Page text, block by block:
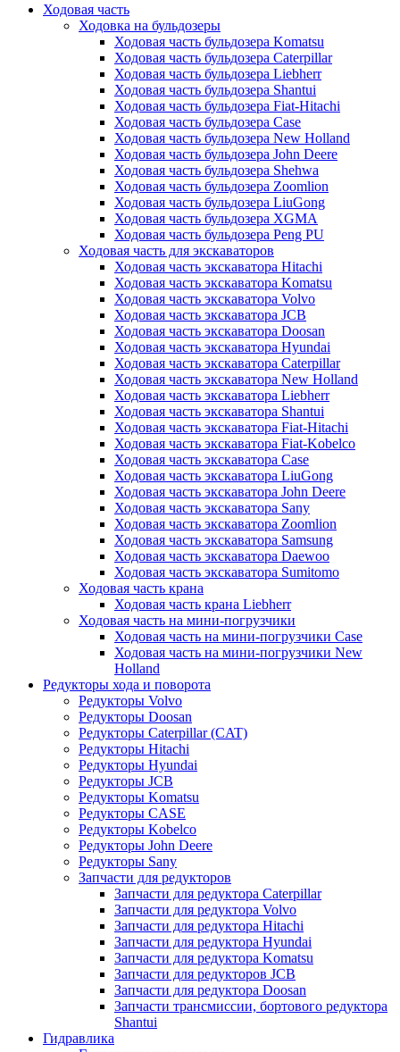
Ходовая часть
Ходовка на бульдозеры
Ходовая часть бульдозера Komatsu
Ходовая часть бульдозера Caterpillar
Ходовая часть бульдозера Liebherr
Ходовая часть бульдозера Shantui
Ходовая часть бульдозера Fiat-Hitachi
Ходовая часть бульдозера Case
Ходовая часть бульдозера New Holland
Ходовая часть бульдозера John Deere
Ходовая часть бульдозера Shehwa
Ходовая часть бульдозера Zoomlion
Ходовая часть бульдозера LiuGong
Ходовая часть бульдозера XGMA
Ходовая часть бульдозера Peng PU
Ходовая часть для экскаваторов
Ходовая часть экскаватора Hitachi
Ходовая часть экскаватора Komatsu
Ходовая часть экскаватора Volvo
Ходовая часть экскаватора JCB
Ходовая часть экскаватора Doosan
Ходовая часть экскаватора Hyundai
Ходовая часть экскаватора Caterpillar
Ходовая часть экскаватора New Holland
Ходовая часть экскаватора Liebherr
Ходовая часть экскаватора Shantui
Ходовая часть экскаватора Fiat-Hitachi
Ходовая часть экскаватора Fiat-Kobelco
Ходовая часть экскаватора Case
Ходовая часть экскаватора LiuGong
Ходовая часть экскаватора John Deere
Ходовая часть экскаватора Sany
Ходовая часть экскаватора Zoomlion
Ходовая часть экскаватора Samsung
Ходовая часть экскаватора Daewoo
Ходовая часть экскаватора Sumitomo
Ходовая часть крана
Ходовая часть крана Liebherr
Ходовая часть на мини-погрузчики
Ходовая часть на мини-погрузчики Case
Ходовая часть на мини-погрузчики New
Holland
Редукторы хода и поворота
Редукторы Volvo
Редукторы Doosan
Редукторы Caterpillar (CAT)
Редукторы Hitachi
Редукторы Hyundai
Редукторы JCB
Редукторы Komatsu
Редукторы CASE
Редукторы Kobelco
Редукторы John Deere
Редукторы Sany
Запчасти для редукторов
Запчасти для редуктора Caterpillar
Запчасти для редуктора Volvo
Запчасти для редуктора Hitachi
Запчасти для редуктора Hyundai
Запчасти для редуктора Komatsu
Запчасти для редукторов JCB
Запчасти для редуктора Doosan
Запчасти трансмиссии, бортового редуктора
Shantui
Гидравлика